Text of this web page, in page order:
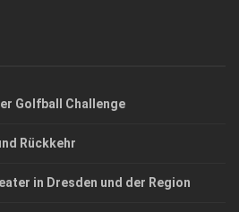
Golfball Challenge
Rückkehr
in Dresden und der Region